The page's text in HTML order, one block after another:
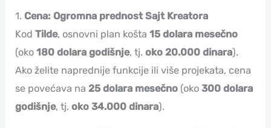
1. Cena: Ogromna prednost Sajt Kreatora
KodTilde, osnovni plan košta15 dolara mesečno
(oko180 dolara godišnje, tj.oko 20.000 dinara).
Ako želite naprednije funkcije ili više projekata, cena
se povećava na25 dolara mesečno (oko300 dolara
godišnje, tj.oko 34.000 dinara).